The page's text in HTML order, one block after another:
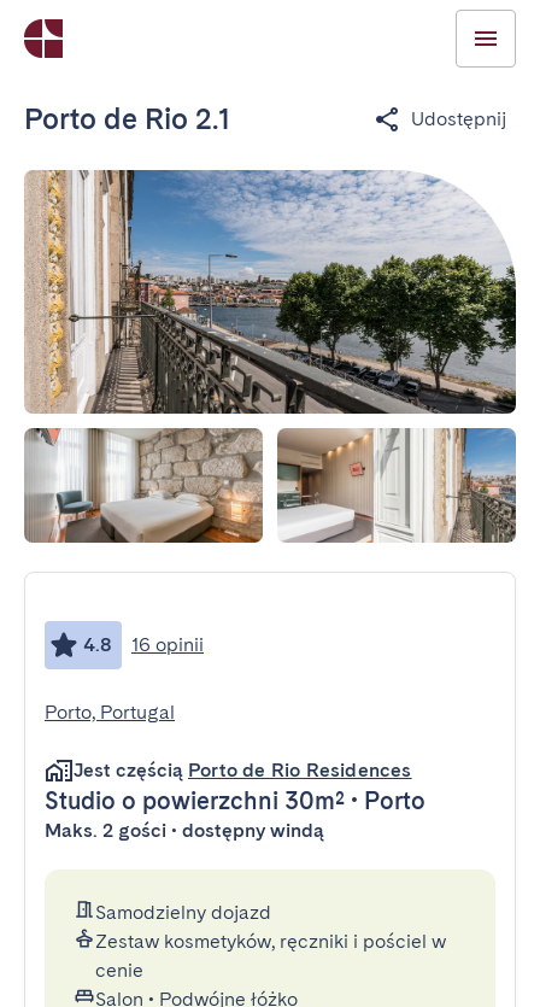
Porto de Rio 2.1 Udostępnij
4.8 16 opinii
Porto, Portugal
Jest częścią Porto de Rio Residences
Studio o powierzchni 30m² • Porto
Maks. 2 gości • dostępny windą
Samodzielny dojazd
Zestaw kosmetyków, ręczniki i pościel w
cenie
Salon • Podwójne łóżko